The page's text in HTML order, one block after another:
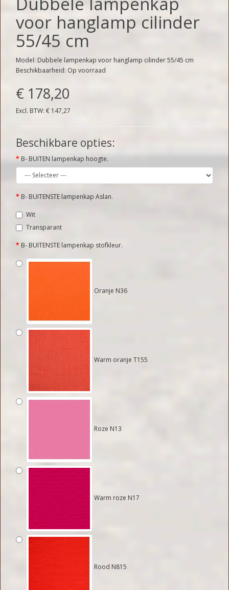
voor hanglamp cilinder
55/45 cm
Model: Dubbele lampenkap voor hanglamp cilinder 55/45 cm
Beschikbaarheid: Op voorraad
€ 178,20
Excl. BTW: € 147,27
Beschikbare opties:
B- BUITEN lampenkap hoogte.
B- BUITENSTE lampenkap Aslan.
Wit
Transparant
B- BUITENSTE lampenkap stofkleur.
Oranje N36
Warm oranje T155
Roze N13
Warm roze N17
Rood N815